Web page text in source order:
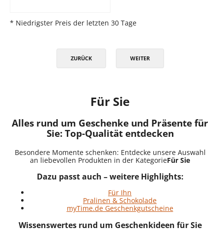
* Niedrigster Preis der letzten 30 Tage
ZURÜCK WEITER
Für Sie
Alles rund um Geschenke und Präsente für
Sie: Top-Qualität entdecken
Besondere Momente schenken: Entdecke unsere Auswahl
an liebevollen Produkten in der KategorieFür Sie
Dazu passt auch – weitere Highlights:
Für Ihn
Pralinen & Schokolade
myTime.de Geschenkgutscheine
Wissenswertes rund um Geschenkideen für Sie